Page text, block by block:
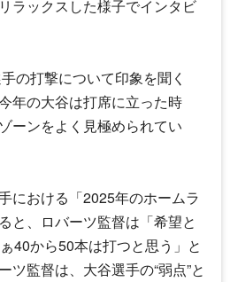
ラックスした様子でインタビ
の打撃について印象を聞く
年の大谷は打席に立った時
ーンをよく見極められてい
における「2025年のホームラ
と、ロバーツ監督は「希望と
40から50本は打つと思う」と
ツ監督は、大谷選手の“弱点”と